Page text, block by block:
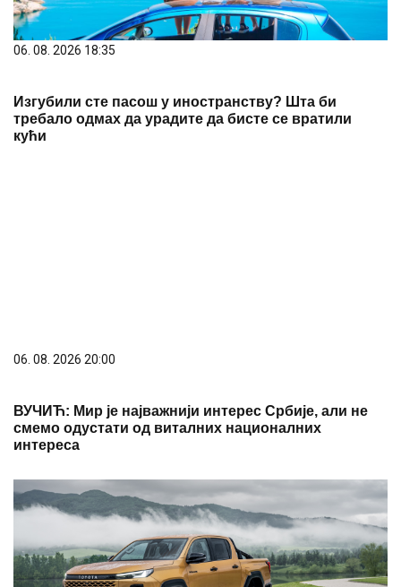
Изгубили сте пасош у иностранству? Шта би
требало одмах да урадите да бисте се вратили
кући
интереса
06. 08. 2026 18:56